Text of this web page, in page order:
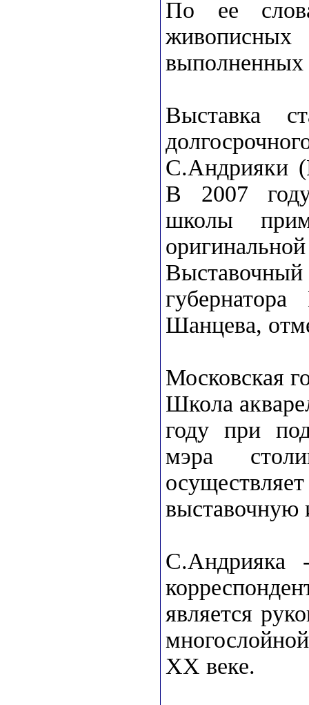
По ее
выполненных
Выставка
С.Андрияки
В 2007 году
школы
Шанцева,
Московская
Школа
году при
мэра
выставочную
С.Андрияка
является
ХХ веке.